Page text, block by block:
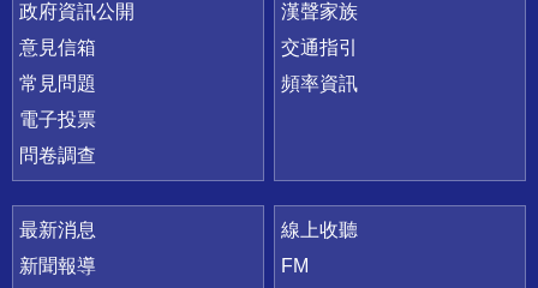
政府資訊公開
意見信箱
常見問題
電子投票
問卷調查
漢聲家族
交通指引
頻率資訊
最新消息
新聞報導
線上收聽
FM